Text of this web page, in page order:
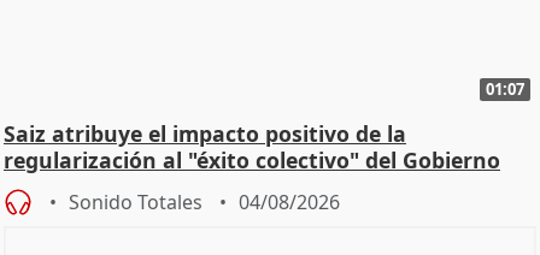
01:07
Saiz atribuye el impacto positivo de la
regularización al "éxito colectivo" del Gobierno
Sonido Totales 04/08/2026